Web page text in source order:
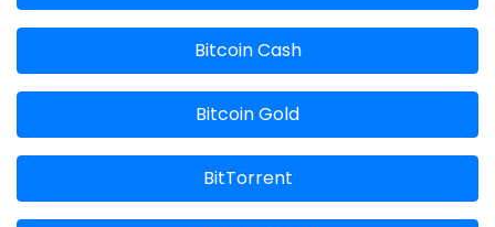
Bitcoin Cash
Bitcoin Gold
BitTorrent